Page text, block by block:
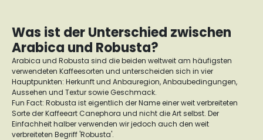
Was ist der Unterschied zwischen
Arabica und Robusta?
Arabica und Robusta sind die beiden weltweit am häufigsten
verwendeten Kaffeesorten und unterscheiden sich in vier
Hauptpunkten: Herkunft und Anbauregion, Anbaubedingungen,
Aussehen und Textur sowie Geschmack.
Fun Fact: Robusta ist eigentlich der Name einer weit verbreiteten
Sorte der Kaffeeart Canephora und nicht die Art selbst. Der
Einfachheit halber verwenden wir jedoch auch den weit
verbreiteten Begriff 'Robusta'.